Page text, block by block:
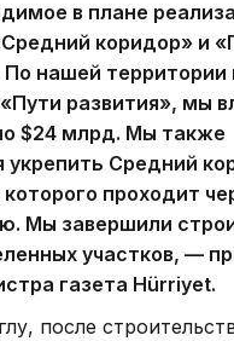
в плане
коридор» и
По нашей территории
развития», мы
$24 млрд. Мы также
укрепить Средний
проходит
Мы завершили
участков, —
газета Hürriyet.
после